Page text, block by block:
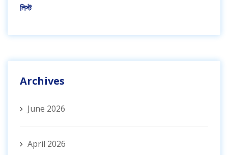
লিস্ট
Archives
June 2026
April 2026